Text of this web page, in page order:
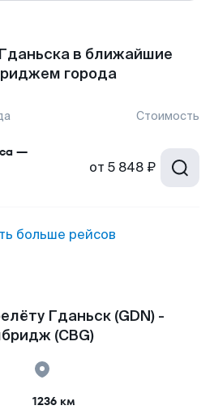
в ближайшие
города
Стоимость
—
от 5 848 ₽
больше рейсов
Гданьск (GDN) -
(CBG)
1236 км